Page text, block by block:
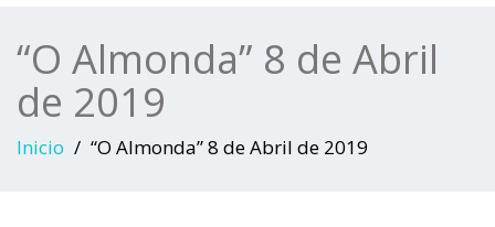
“O Almonda” 8 de Abril
de 2019
Inicio “O Almonda” 8 de Abril de 2019